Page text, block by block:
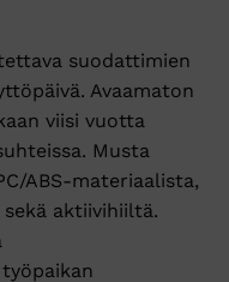
suodattimien
Avaamaton
viisi vuotta
Musta
ABS-materiaalista,
aktiivihiiltä.